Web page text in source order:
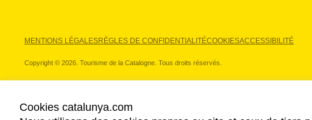
MENTIONS LÉGALESRÈGLES DE CONFIDENTIALITÉCOOKIESACCESSIBILITÉ
Copyright © 2026. Tourisme de la Catalogne. Tous droits réservés.
Cookies catalunya.com